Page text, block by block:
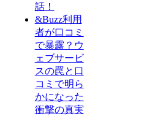
話！
&Buzz利用
者が口コミ
で暴露？ウ
ェブサービ
スの罠と口
コミで明ら
かになった
衝撃の真実